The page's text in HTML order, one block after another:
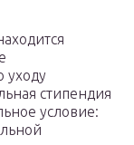
уходу
стипендия
условие: